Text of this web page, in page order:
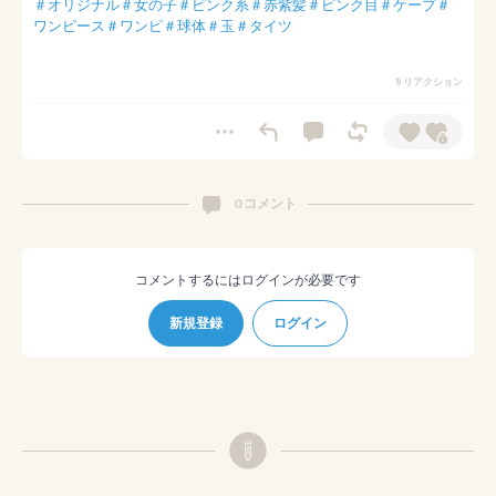
＃オリジナル＃女の子＃ピンク系 ＃赤紫髪＃ピンク目 ＃ケープ＃
ワンピース ＃ワンピ＃球体＃玉 ＃タイツ
8 リアクション
0 コメント
コメントするにはログインが必要です
新規登録 ログイン